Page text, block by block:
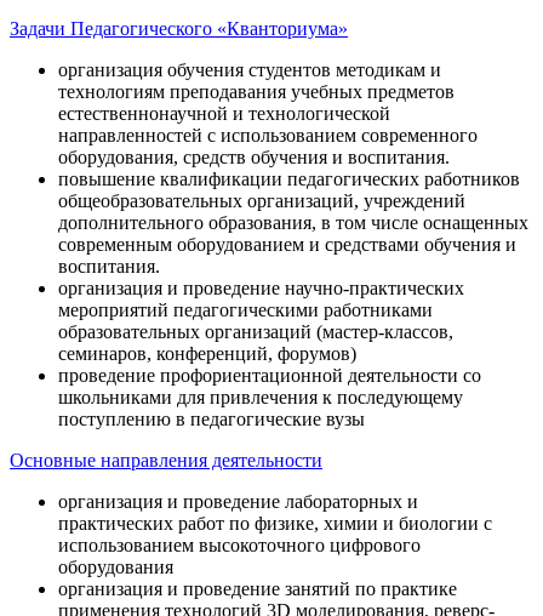
Задачи Педагогического «Кванториума»
организация обучения студентов методикам и
технологиям преподавания учебных предметов
естественнонаучной и технологической
направленностей с использованием современного
оборудования, средств обучения и воспитания.
повышение квалификации педагогических работников
общеобразовательных организаций, учреждений
дополнительного образования, в том числе оснащенных
современным оборудованием и средствами обучения и
воспитания.
организация и проведение научно-практических
мероприятий педагогическими работниками
образовательных организаций (мастер-классов,
семинаров, конференций, форумов)
проведение профориентационной деятельности со
школьниками для привлечения к последующему
поступлению в педагогические вузы
Основные направления деятельности
организация и проведение лабораторных и
практических работ по физике, химии и биологии с
использованием высокоточного цифрового
оборудования
организация и проведение занятий по практике
применения технологий 3D моделирования, реверс-